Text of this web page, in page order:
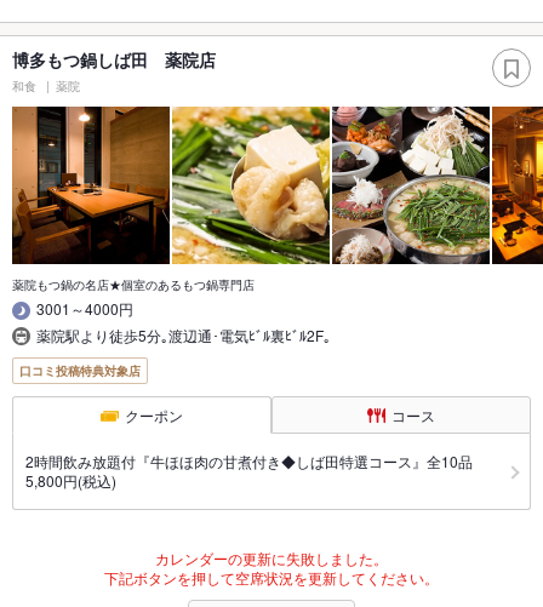
博多もつ鍋しば田 薬院店
和食 薬院
薬院もつ鍋の名店★個室のあるもつ鍋専門店
3001～4000円
薬院駅より徒歩5分｡渡辺通･電気ﾋﾞﾙ裏ﾋﾞﾙ2F｡
口コミ投稿特典対象店
クーポン コース
2時間飲み放題付『牛ほほ肉の甘煮付き◆しば田特選コース』全10品
5,800円(税込)
カレンダーの更新に失敗しました。
下記ボタンを押して空席状況を更新してください。